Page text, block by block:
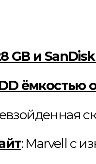
GB и
ёмкостью
: Marvell с